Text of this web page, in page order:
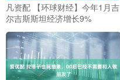
凡资配 【环球财经】今年1月吉
尔吉斯斯坦经济增长9%